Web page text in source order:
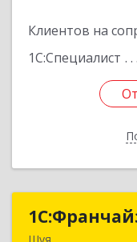
Клиентов на
1С:Специалист